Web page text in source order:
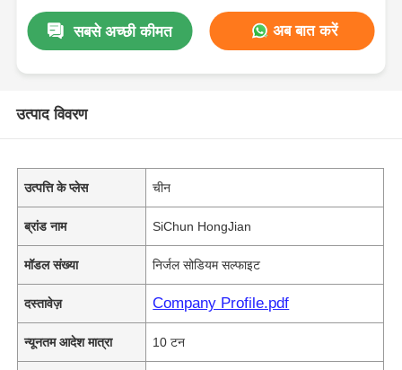
सबसे अच्छी कीमत अब बात करें
उत्पाद विवरण
उत्पत्ति के प्लेस चीन
ब्रांड नाम SiChun HongJian
मॉडल संख्या निर्जल सोडियम सल्फाइट
दस्तावेज़ Company Profile.pdf
न्यूनतम आदेश मात्रा 10 टन